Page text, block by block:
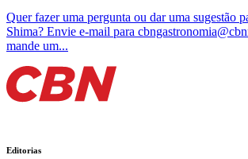
Quer fazer uma pergunta ou dar uma sugestão
Shima? Envie e-mail para
mande um...
Editorias